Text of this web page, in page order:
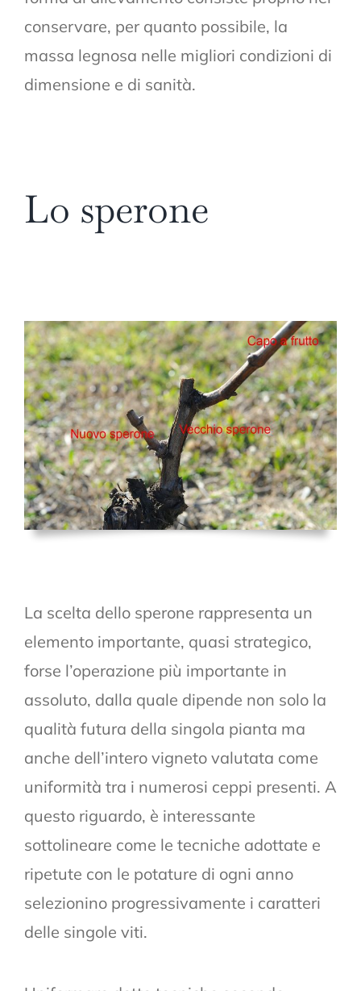
conservare, per quanto possibile, la
massa legnosa nelle migliori condizioni di
dimensione e di sanità.
Lo sperone
La scelta dello sperone rappresenta un
elemento importante, quasi strategico,
forse l’operazione più importante in
assoluto, dalla quale dipende non solo la
qualità futura della singola pianta ma
anche dell’intero vigneto valutata come
uniformità tra i numerosi ceppi presenti. A
questo riguardo, è interessante
sottolineare come le tecniche adottate e
ripetute con le potature di ogni anno
selezionino progressivamente i caratteri
delle singole viti.